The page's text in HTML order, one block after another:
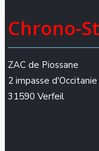
Chrono-
ZAC de Piossane
2 impasse d'Occitanie
31590 Verfeil